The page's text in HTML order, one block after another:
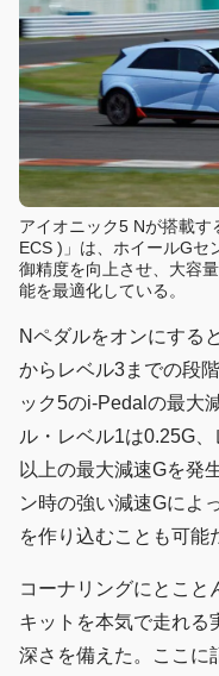
アイオニック5 Nが搭載
ECS )」は、ホイールGセ
御精度を向上させ、大容
能を最適化している。
Nペダルをオンにする
からレベル3までの段
ック5のi-Pedalの最大
ル・レベル1は0.25G
以上の最大減速Gを発
ン時の強い減速Gによ
を作り込むことも可能
コーナリングにとこと
キットを本気で走れる
深さを備えた。ここに